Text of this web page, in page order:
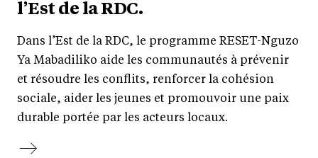
l’Est de la RDC.
Dans l’Est de la RDC, le programme RESET-Nguzo
Ya Mabadiliko aide les communautés à prévenir
et résoudre les conflits, renforcer la cohésion
sociale, aider les jeunes et promouvoir une paix
durable portée par les acteurs locaux.